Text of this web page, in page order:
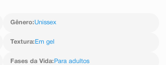
Gênero:Unissex
Textura: Em gel
Fases da Vida: Para adultos